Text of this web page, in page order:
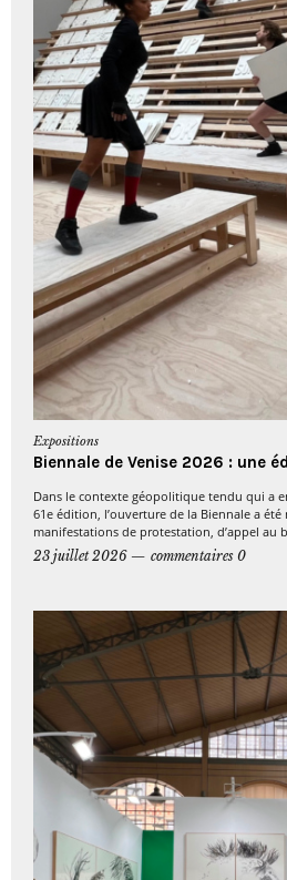
Expositions
Biennale de Venise 2026 : une
Dans le contexte géopolitique tendu qui a
61e édition, l’ouverture de la Biennale a
manifestations de protestation, d’appel au
23 juillet 2026
commentaires 0